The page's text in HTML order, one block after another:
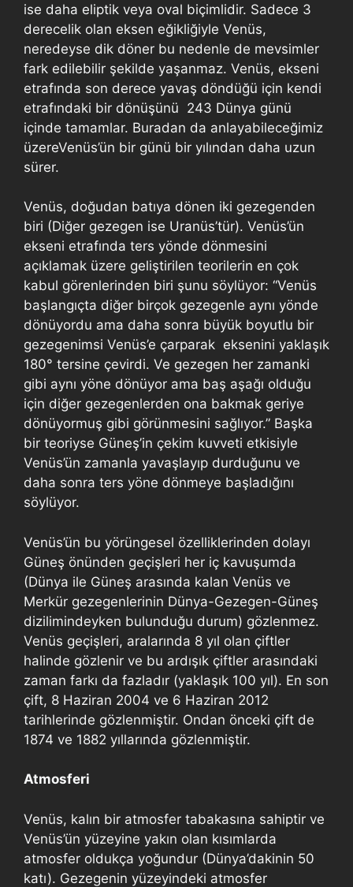
ise daha eliptik veya oval biçimlidir. Sadece 3
derecelik olan eksen eğikliğiyle Venüs,
neredeyse dik döner bu nedenle de mevsimler
fark edilebilir şekilde yaşanmaz. Venüs, ekseni
etrafında son derece yavaş döndüğü için kendi
etrafındaki bir dönüşünü 243 Dünya günü
içinde tamamlar. Buradan da anlayabileceğimiz
üzereVenüs’ün bir günü bir yılından daha uzun
sürer.
Venüs, doğudan batıya dönen iki gezegenden
biri (Diğer gezegen ise Uranüs’tür). Venüs’ün
ekseni etrafında ters yönde dönmesini
açıklamak üzere geliştirilen teorilerin en çok
kabul görenlerinden biri şunu söylüyor: “Venüs
başlangıçta diğer birçok gezegenle aynı yönde
dönüyordu ama daha sonra büyük boyutlu bir
gezegenimsi Venüs’e çarparak eksenini yaklaşık
180° tersine çevirdi. Ve gezegen her zamanki
gibi aynı yöne dönüyor ama baş aşağı olduğu
için diğer gezegenlerden ona bakmak geriye
dönüyormuş gibi görünmesini sağlıyor.” Başka
bir teoriyse Güneş’in çekim kuvveti etkisiyle
Venüs’ün zamanla yavaşlayıp durduğunu ve
daha sonra ters yöne dönmeye başladığını
söylüyor.
Venüs’ün bu yörüngesel özelliklerinden dolayı
Güneş önünden geçişleri her iç kavuşumda
(Dünya ile Güneş arasında kalan Venüs ve
Merkür gezegenlerinin Dünya-Gezegen-Güneş
dizilimindeyken bulunduğu durum) gözlenmez.
Venüs geçişleri, aralarında 8 yıl olan çiftler
halinde gözlenir ve bu ardışık çiftler arasındaki
zaman farkı da fazladır (yaklaşık 100 yıl). En son
çift, 8 Haziran 2004 ve 6 Haziran 2012
tarihlerinde gözlenmiştir. Ondan önceki çift de
1874 ve 1882 yıllarında gözlenmiştir.
Atmosferi
Venüs, kalın bir atmosfer tabakasına sahiptir ve
Venüs’ün yüzeyine yakın olan kısımlarda
atmosfer oldukça yoğundur (Dünya’dakinin 50
katı). Gezegenin yüzeyindeki atmosfer